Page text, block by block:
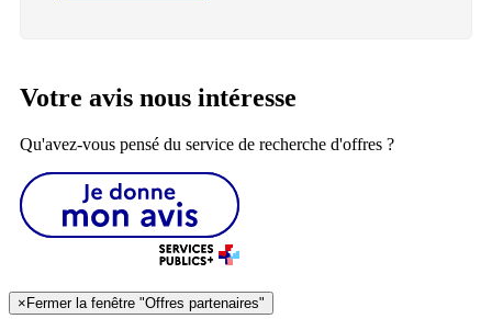
Votre avis nous intéresse
Qu'avez-vous pensé du service de recherche d'offres ?
× Fermer la fenêtre "Offres partenaires"